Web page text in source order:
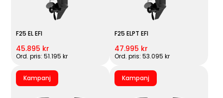
F25 EL EFI
45.895 kr
Ord. pris: 51.195 kr
F25 ELPT EFI
47.995 kr
Ord. pris: 53.095 kr
Kampanj Kampanj